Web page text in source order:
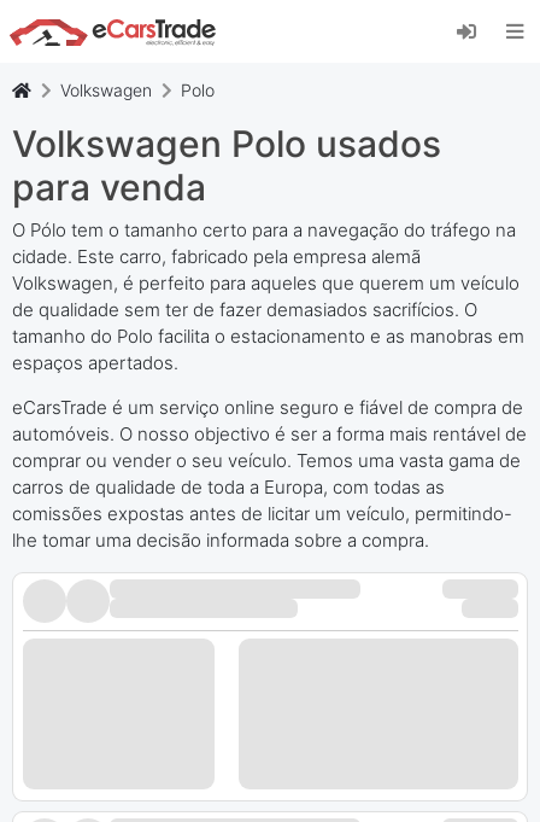
Instale a aplicação web eCarsTrade, adicione-a
ao seu ecrã inicial e receba atualizações
Volkswagen Polo
Volkswagen Polo usados
para venda
O Pólo tem o tamanho certo para a navegação do tráfego na
cidade. Este carro, fabricado pela empresa alemã
Volkswagen, é perfeito para aqueles que querem um veículo
de qualidade sem ter de fazer demasiados sacrifícios. O
tamanho do Polo facilita o estacionamento e as manobras em
espaços apertados.
eCarsTrade é um serviço online seguro e fiável de compra de
automóveis. O nosso objectivo é ser a forma mais rentável de
comprar ou vender o seu veículo. Temos uma vasta gama de
carros de qualidade de toda a Europa, com todas as
comissões expostas antes de licitar um veículo, permitindo-
lhe tomar uma decisão informada sobre a compra.